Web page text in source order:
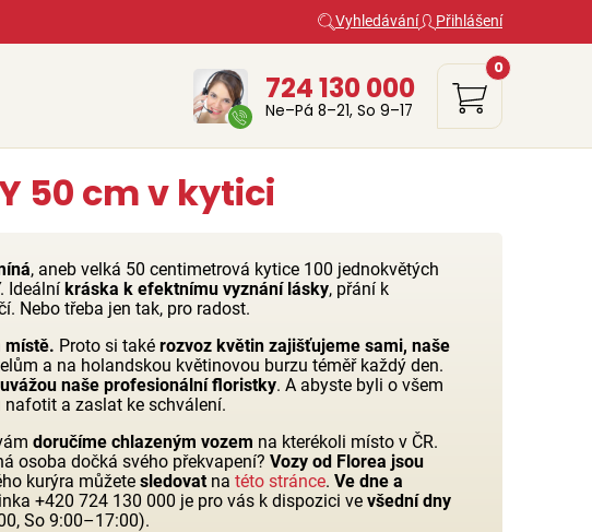
Vyhledávání Přihlášení
724 130 000
Ne–Pá 8–21, So 9–17
0
50 cm v kytici
, aneb velká 50 centimetrová kytice 100 jednokvětých
Ideálníkráska k efektnímu vyznání lásky, přání k
Nebo třeba jen tak, pro radost.
místě. Proto si takérozvoz květin zajišťujeme sami, naše
a na holandskou květinovou burzu téměř každý den.
naše profesionální floristky. A abyste byli o všem
a zaslat ke schválení.
doručíme chlazeným vozem na kterékoli místo v ČR.
osoba dočká svého překvapení?Vozy od Florea jsou
kurýra můžetesledovatnatéto stránce.Ve dne a
+420 724 130 000 je pro vás k dispozici vevšední dny
So 9:00–17:00).